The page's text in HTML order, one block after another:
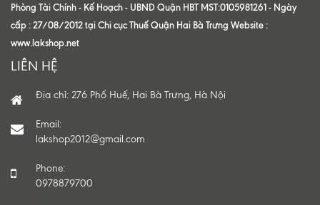
Phòng Tài Chính - Kế Hoạch - UBND Quận HBT MST:0105981261 - Ngày
cấp : 27/08/2012 tại Chi cục Thuế Quận Hai Bà Trưng Website :
www.lakshop.net
LIÊN HỆ
Địa chỉ: 276 Phố Huế, Hai Bà Trưng, Hà Nội
Email:
lakshop2012@gmail.com
Phone:
0978879700